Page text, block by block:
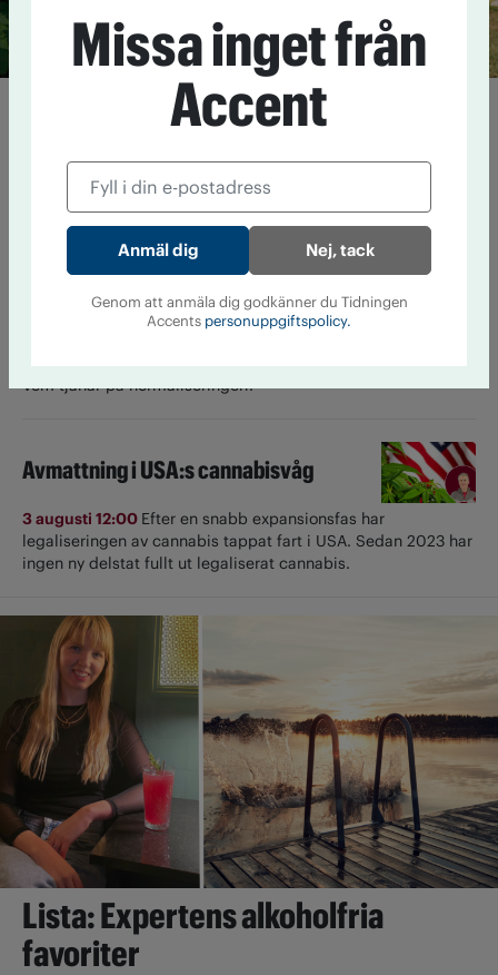
"Det är ett ställningstagande"
alkoholkulturen. Nu har hon tagit fram ett alkoholfritt
mousserande vin i samarbete med en alkoholtillverkare. Vi
kontaktade henne för att fråga hur hon resonerar kring det.
Cannabis i gråzonen – från läkemedel
till livsstil
former. Men nu växer en marknad fram i lagens gränsland.
Vem tjänar på normaliseringen?
Avmattning i USA:s cannabisvåg
3 augusti 12:00 Efter en snabb expansionsfas har
legaliseringen av cannabis tappat fart i USA. Sedan 2023 har
ingen ny delstat fullt ut ­legaliserat cannabis.
Lista: Expertens alkoholfria
favoriter
Missa inget från
Accent
Nej, tack
Genom att anmäla dig godkänner du Tidningen
Accents personuppgiftspolicy.